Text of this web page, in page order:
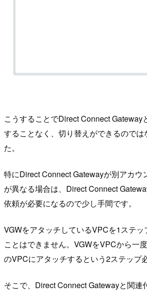
こうすることでDirect Connect Gateway
することなく、切り替えができるのでは
た。
特にDirect Connect Gatewayが別アカウ
が異なる場合は、Direct Connect
依頼が必要になるので少し手間です。
VGWをアタッチしているVPCを1ステッ
ことはできません。VGWをVPCから一
のVPCにアタッチするという2ステップ
そこで、Direct Connect Gatewayと関連